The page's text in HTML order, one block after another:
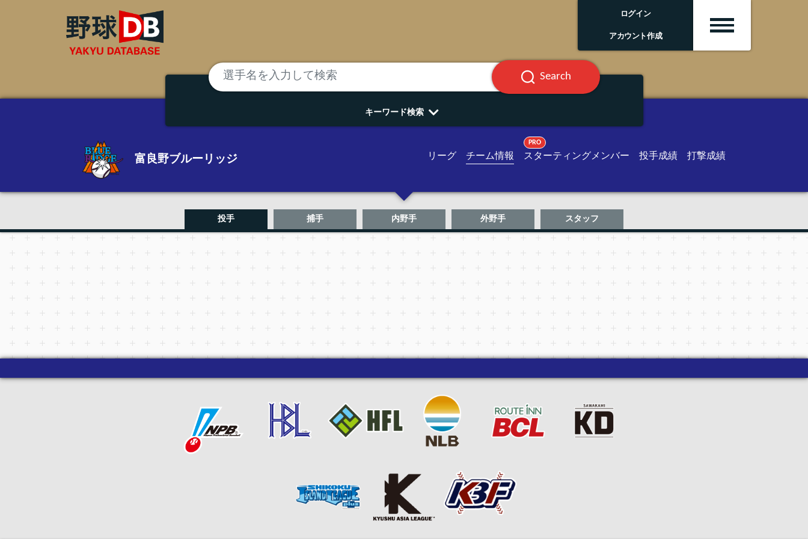
ログイン
アカウント作成
Search
キーワード検索
富良野ブルーリッジ リーグ チーム情報
PRO
スターティングメンバー 投手成績 打撃成績
投手 捕手 内野手 外野手 スタッフ